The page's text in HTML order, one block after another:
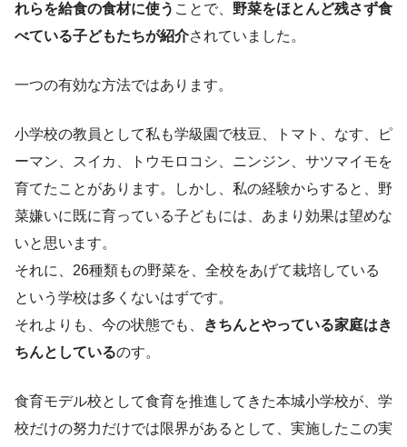
れらを給食の食材に使う ことで、 野菜をほとんど残さず食
べている子どもたちが紹介されていました。
一つの有効な方法ではあります。
小学校の教員として私も学級園で枝豆、トマト、なす、ピ
ーマン、スイカ、トウモロコシ、ニンジン、サツマイモを
育てたことがあります。しかし、私の経験からすると、野
菜嫌いに既に育っている子どもには、あまり効果は望めな
いと思います。
それに、26種類もの野菜を、全校をあげて栽培している
という学校は多くないはずです。
それよりも、今の状態でも、
きちんとやっている家庭はき
ちんとしているのす。
食育モデル校として食育を推進してきた本城小学校が、学
校だけの努力だけでは限界があるとして、実施したこの実